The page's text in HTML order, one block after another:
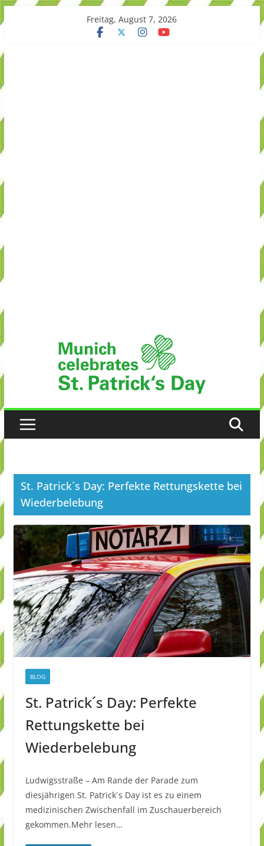
content
Freitag, August 7, 2026
St. Patrick´s Day: Perfekte Rettungskette bei
Wiederbelebung
BLOG
St. Patrick´s Day: Perfekte
Rettungskette bei
Wiederbelebung
Ludwigsstraße – Am Rande der Parade zum
diesjährigen St. Patrick´s Day ist es zu einem
medizinischen Zwischenfall im Zuschauerbereich
gekommen.Mehr lesen…